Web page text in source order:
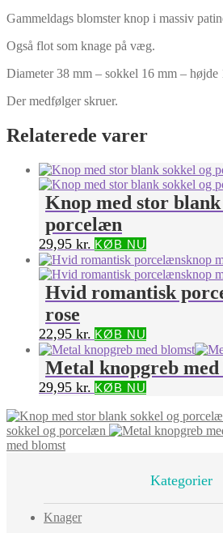
Gammeldags blomster knop i massiv
Også flot som knage på væg.
Diameter 38 mm – sokkel 16 mm – højde
Der medfølger skruer.
Relaterede varer
Knop med stor
porcelæn
29,95 kr. KØB NU
Hvid romantisk
rose
22,95 kr. KØB NU
Metal knopgreb
29,95 kr. KØB NU
sokkel og porcelæn
med blomst
Kategorier
Knager